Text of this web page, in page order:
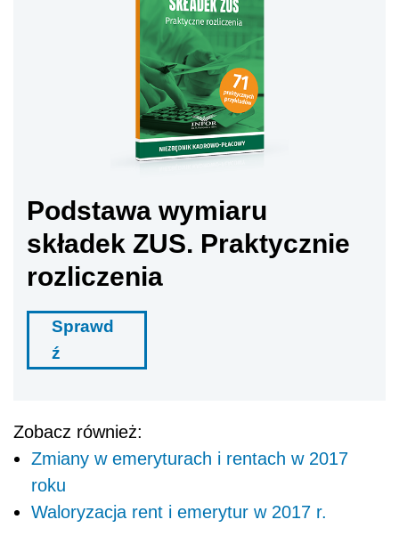
Podstawa wymiaru
składek ZUS. Praktycznie
rozliczenia
Sprawd
ź
Zobacz również:
Zmiany w emeryturach i rentach w 2017
roku
Waloryzacja rent i emerytur w 2017 r.